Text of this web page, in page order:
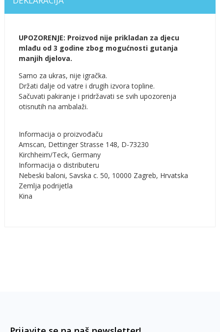
UPOZORENJE: Proizvod nije prikladan za djecu
mlađu od 3 godine zbog mogućnosti gutanja
manjih djelova.
Samo za ukras, nije igračka.
Držati dalje od vatre i drugih izvora topline.
Sačuvati pakiranje i pridržavati se svih upozorenja
otisnutih na ambalaži.
Informacija o proizvođaču
Amscan, Dettinger Strasse 148, D-73230
Kirchheim/Teck, Germany
Informacija o distributeru
Nebeski baloni, Savska c. 50, 10000 Zagreb, Hrvatska
Zemlja podrijetla
Kina